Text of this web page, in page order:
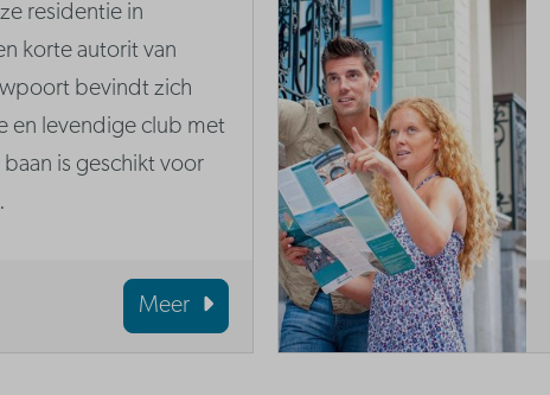
residentie in
korte autorit van
bevindt zich
en levendige club met
is geschikt voor
Meer